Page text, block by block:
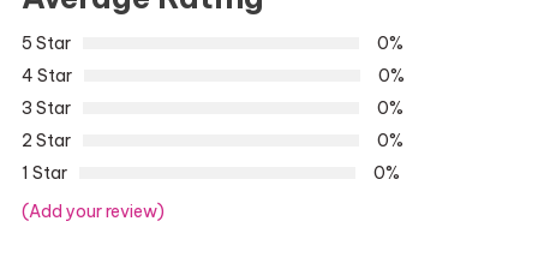
5 Star
0%
4 Star
0%
3 Star
0%
2 Star
0%
1 Star
0%
(Add your review)